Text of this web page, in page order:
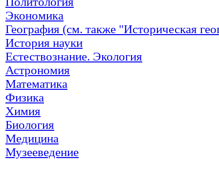
Экономика
География (см. также "Историческая
История науки
Естествознание. Экология
Астрономия
Математика
Физика
Химия
Биология
Медицина
Музееведение